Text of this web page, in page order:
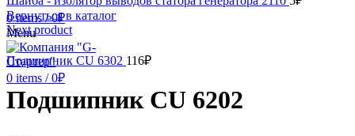
0items / 0₽
Menu
0 items / 0₽
Вернуться в каталог
Next product
Подшипник CU 6302 116₽
Подшипник CU 6202